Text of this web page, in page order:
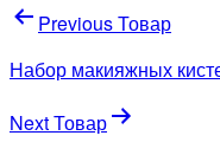
Навигация
по
записям
Previous Товар
Набор макияжных
Next Товар